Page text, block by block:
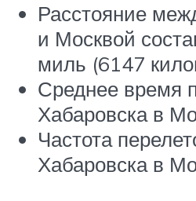
Расстояние
и Москвой
миль (6147
Среднее время
Хабаровска в
Частота
Хабаровска в